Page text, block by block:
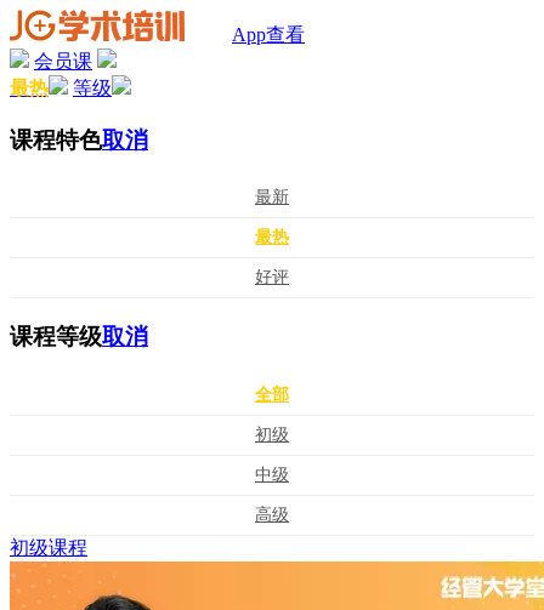
App查看
会员课
最热
等级
课程特色取消
最新
最热
好评
课程等级取消
全部
初级
中级
高级
初级课程